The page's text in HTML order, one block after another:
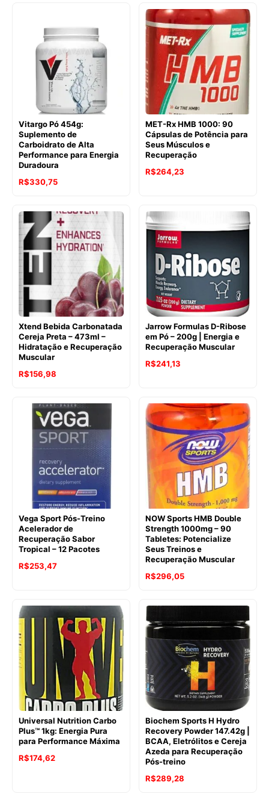
original
era:
R$550,88.
atual
é:
R$466,52.
Vitargo Pó 454g:
Suplemento de
Carboidrato de Alta
Performance para Energia
Duradoura
R$330,75
MET-Rx HMB 1000: 90
Cápsulas de Potência para
Seus Músculos e
Recuperação
O
era:
R$461,90.
R$264,23
R$264,23.
Xtend Bebida Carbonatada
Cereja Preta – 473ml –
Hidratação e Recuperação
Muscular
R$156,98
Jarrow Formulas D-Ribose
em Pó – 200g | Energia e
Recuperação Muscular
O
era:
R$356,58.
R$241,13
é:
R$241,13.
Vega Sport Pós-Treino
Acelerador de
Recuperação Sabor
Tropical – 12 Pacotes
O
era:
R$283,40.
R$253,47O
é:
R$253,47.
NOW Sports HMB Double
Strength 1000mg – 90
Tabletes: Potencialize
Seus Treinos e
Recuperação Muscular
O
original
era:
R$446,15.
R$296,05O
atual
é:
R$296,05.
Universal Nutrition Carbo
Plus™ 1kg: Energia Pura
para Performance Máxima
O
R$174,62O
Biochem Sports H Hydro
Recovery Powder 147.42g |
BCAA, Eletrólitos e Cereja
Azeda para Recuperação
Pós-treino
O
R$289,28